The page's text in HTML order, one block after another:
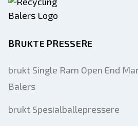
BRUKTE PRESSERE
brukt Single Ram Open End
Balers
brukt Spesialballepressere